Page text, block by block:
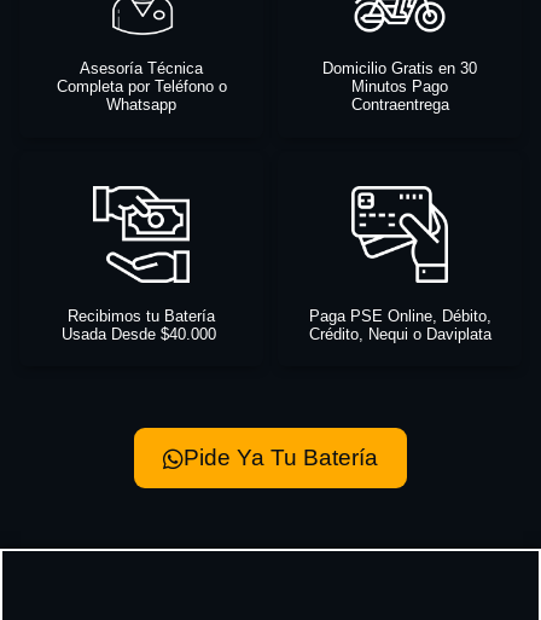
Asesoría Técnica
Completa por Teléfono o
Whatsapp
Domicilio Gratis en 30
Minutos Pago
Contraentrega
Recibimos tu Batería
Usada Desde $40.000
Paga PSE Online, Débito,
Crédito, Nequi o Daviplata
Pide Ya Tu Batería